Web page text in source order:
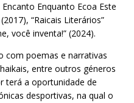
Enquanto Ecoa Este
“Raicais Literários”
você inventa!” (2024).
com poemas e narrativas
entre outros géneros
terá a oportunidade de
desportivas, na qual o